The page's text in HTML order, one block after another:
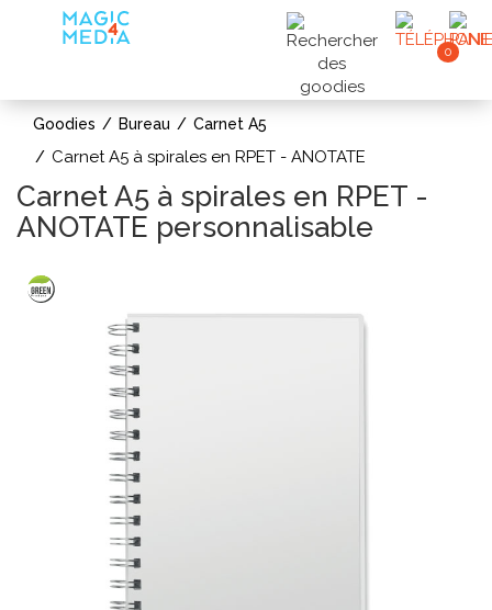
0
Goodies Bureau Carnet A5
Carnet A5 à spirales en RPET - ANOTATE
Carnet A5 à spirales en RPET -
ANOTATE personnalisable